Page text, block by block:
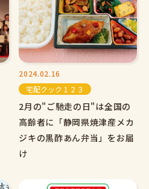
2024.02.16
宅配クック１２３
2月の"ご馳走の日"は全国の
高齢者に「静岡県焼津産メカ
ジキの黒酢あん弁当」をお届
け